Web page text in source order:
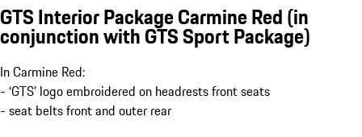
GTS Interior Package Carmine Red (in
conjunction with GTS Sport Package)
In Carmine Red:
- ‘GTS’ logo embroidered on headrests front seats
- seat belts front and outer rear